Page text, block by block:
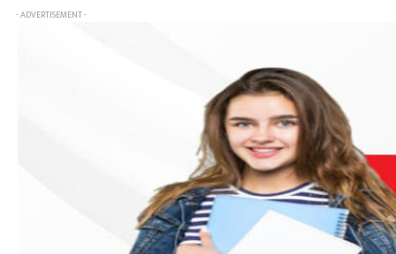
- ADVERTISEMENT -